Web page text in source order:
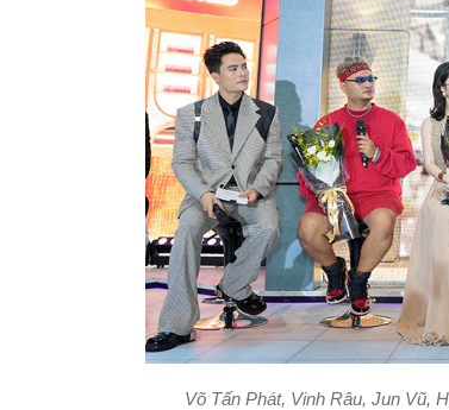
Võ Tấn Phát, Vinh Râu, Jun Vũ,